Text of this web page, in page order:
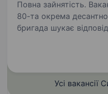
Повна зайнятість. Вакансія: Водій-електрик
80-та окрема
бригада шукає
Усі вакансії